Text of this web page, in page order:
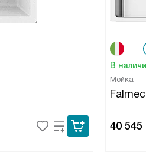
В
Мойка
40 545